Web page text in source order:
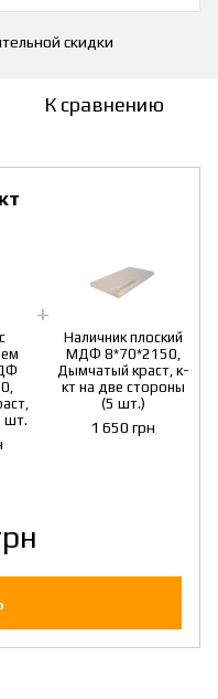
скидки
К сравнению
шт.
Наличник плоский
МДФ 8*70*2150,
Дымчатый краст, к-
кт на две стороны
(5 шт.)
1 650 грн